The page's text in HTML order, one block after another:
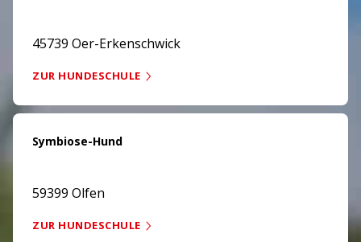
45739 Oer-Erkenschwick
ZUR HUNDESCHULE
Symbiose-Hund
59399 Olfen
ZUR HUNDESCHULE